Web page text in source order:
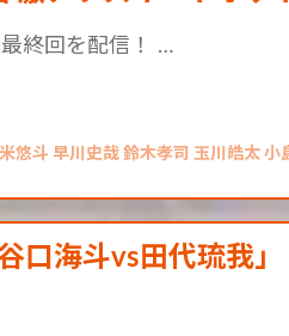
終回を配信！ …
悠斗 早川史哉 鈴木孝司 玉川皓太
口海斗vs田代琉我」